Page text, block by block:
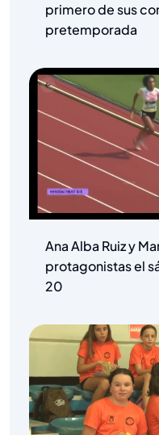
primero de sus
pretemporada
Ana Alba Ruiz y
protagonistas el
20